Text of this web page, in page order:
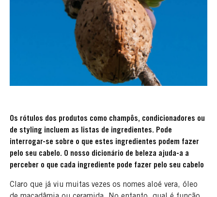
Os rótulos dos produtos como champôs, condicionadores ou
de styling incluem as listas de ingredientes. Pode
interrogar-se sobre o que estes ingredientes podem fazer
pelo seu cabelo. O nosso dicionário de beleza ajuda-a a
perceber o que cada ingrediente pode fazer pelo seu cabelo
Claro que já viu muitas vezes os nomes aloé vera, óleo